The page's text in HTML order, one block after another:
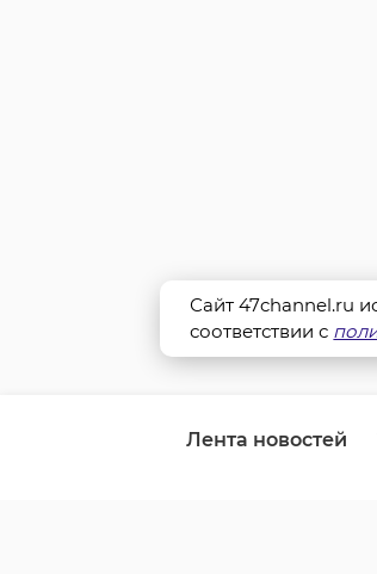
Лента новостей
Сайт 47channel.ru
соответствии с